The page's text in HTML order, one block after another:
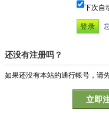
下次自
还没有注册吗？
如果还没有本站的通行帐号，请
立即